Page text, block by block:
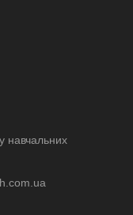
навчальних